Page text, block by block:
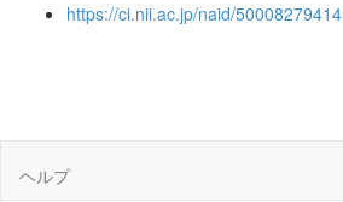
https://ci.nii.ac.jp/naid/50008279414
ヘルプ